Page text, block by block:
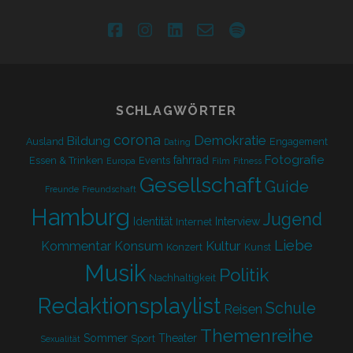
facebookinstagram
linkedin
email-spotify
SCHLAGWÖRTER
Ausland Bildung corona Dating Demokratie Engagement
Essen & Trinken Europa Events fahrrad Film Fitness Fotografie
Freunde Freundschaft GesellschaftGuide
Hamburg Identität Internet Interview Jugend
Kommentar Konsum Konzert Kultur Kunst Liebe
Musik Nachhaltigkeit Politik
Redaktionsplaylist Reisen Schule
Sexualität Sommer Sport Theater Themenreihe